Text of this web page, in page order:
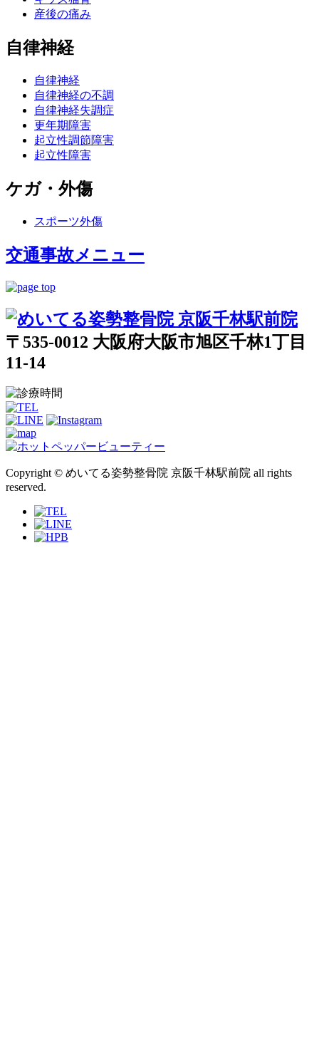
産後の痛み
自律神経
自律神経
自律神経の不調
自律神経失調症
更年期障害
起立性調節障害
起立性障害
ケガ・外傷
スポーツ外傷
交通事故メニュー
〒535-0012 大阪府大阪市旭区千林1丁目
11-14
Copyright © めいてる姿勢整骨院 京阪千林駅前院 all rights
reserved.